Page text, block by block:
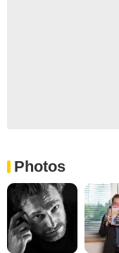
Photos